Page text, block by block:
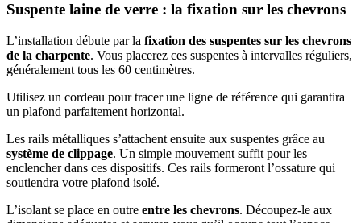
Suspente laine de verre : la fixation sur les chevrons
L’installation débute par la fixation des suspentes sur les chevrons
de la charpente. Vous placerez ces suspentes à intervalles réguliers,
généralement tous les 60 centimètres.
Utilisez un cordeau pour tracer une ligne de référence qui garantira
un plafond parfaitement horizontal.
Les rails métalliques s’attachent ensuite aux suspentes grâce au
système de clippage. Un simple mouvement suffit pour les
enclencher dans ces dispositifs. Ces rails formeront l’ossature qui
soutiendra votre plafond isolé.
L’isolant se place en outre entre les chevrons. Découpez-le aux